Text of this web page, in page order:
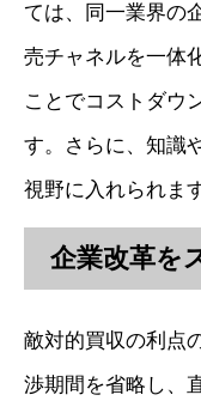
ては、同一業界の
売チャネルを一体
ことでコストダウ
す。さらに、知識
視野に入れられます
企業改革を
敵対的買収の利点
渉期間を省略し、